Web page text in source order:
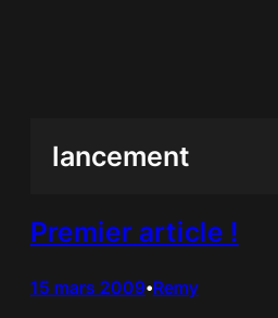
lancement
Premier article !
15 mars 2009•Remy